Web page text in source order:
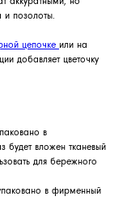
позолоты.
цепочке или на
добавляет цветочку
в
будет вложен тканевый
для бережного
в фирменный